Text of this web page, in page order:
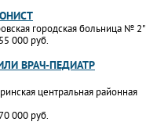
городская больница № 2"
000 руб.
ВРАЧ-ПЕДИАТР
центральная районная
000 руб.